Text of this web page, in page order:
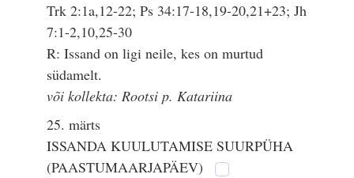
Trk 2:1a,12-22; Ps 34:17-18,19-20,21+23; Jh
7:1-2,10,25-30
R: Issand on ligi neile, kes on murtud
südamelt.
või kollekta: Rootsi p. Katariina
25. märts
ISSANDA KUULUTAMISE SUURPÜHA
(PAASTUMAARJAPÄEV)